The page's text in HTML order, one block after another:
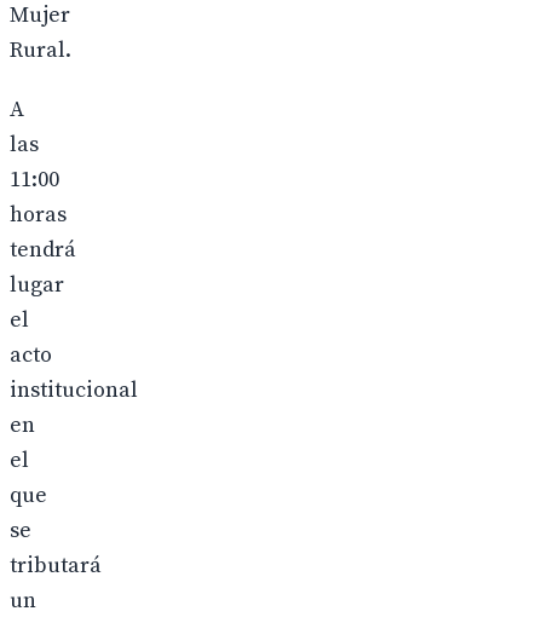
Mujer
Rural.
A
las
11:00
horas
tendrá
lugar
el
acto
institucional
en
el
que
se
tributará
un